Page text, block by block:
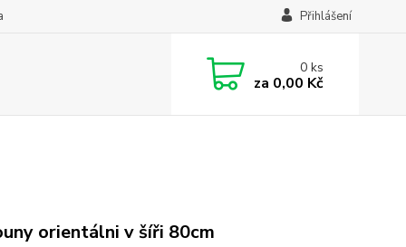
Přihlášení
0ks
za 0,00 Kč
orientálni v šíři 80cm